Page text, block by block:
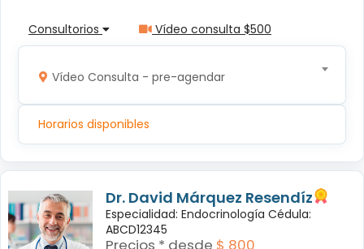
Consultorios Vídeo consulta $500
Vídeo Consulta - pre-agendar
Horarios disponibles
Dr. David Márquez Resendíz
Especialidad: Endocrinología Cédula:
ABCD12345